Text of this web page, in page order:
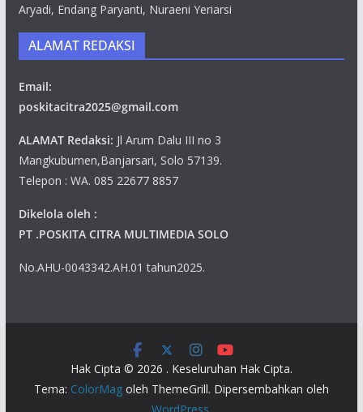
Aryadi, Endang Paryanti, Nuraeni Yeriarsi
ALAMAT REDAKSI
Email:
poskitacitra2025@gmail.com
ALAMAT Redaksi: Jl Arum Dalu III no 3
Mangkubumen,Banjarsari, Solo 57139.
Telepon : WA. 085 22677 8857
Dikelola oleh :
PT .POSKITA CITRA MULTIMEDIA SOLO
No.AHU-0043342.AH.01 tahun2025.
Hak Cipta © 2026 . Keseluruhan Hak Cipta.
Tema: ColorMagoleh ThemeGrill. Dipersembahkan oleh